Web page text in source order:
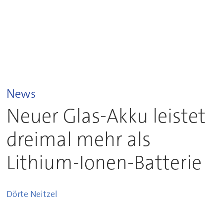
News
Neuer Glas-Akku leistet
dreimal mehr als
Lithium-Ionen-Batterie
Dörte Neitzel